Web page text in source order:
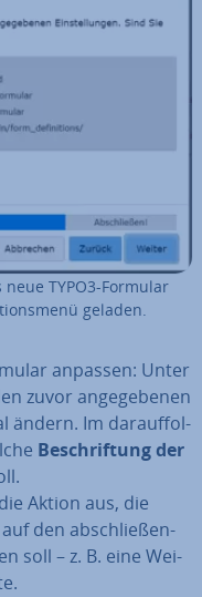
TYPO3-Formular
geladen.
anpassen: Unter
zuvor an­ge­ge­be­nen
ändern. Im dar­auf­fol­
Be­schrif­tung der
Aktion aus, die
auf den ab­schlie­ßen­
soll – z. B. eine Wei­